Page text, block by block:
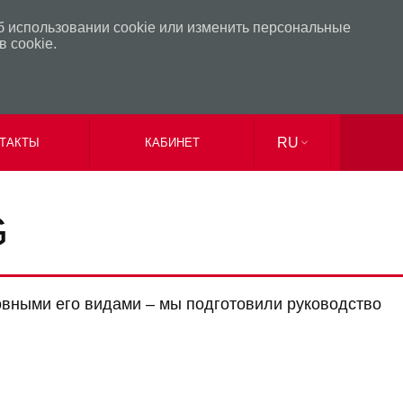
cookie или изменить персональные
cookie.
КАБИНЕТ
RU
его видами – мы подготовили руководство